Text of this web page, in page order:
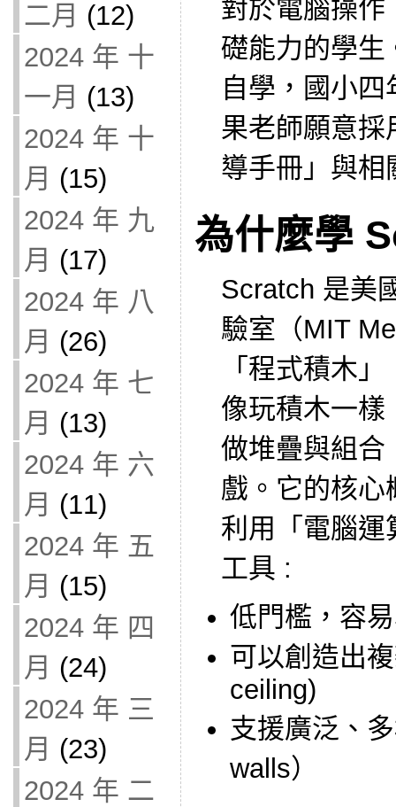
二月 (12)
2024 年 十
一月 (13)
2024 年 十
月 (15)
2024 年 九
月 (17)
2024 年 八
月 (26)
2024 年 七
月 (13)
2024 年 六
月 (11)
2024 年 五
月 (15)
2024 年 四
月 (24)
2024 年 三
月 (23)
2024 年 二
對於電腦操作
礎能力的學生
自學，國小
果老師願意採
導手冊」與相
為什麼學
Scratch 是美
驗室（MIT
「程式積木
像玩積木一樣
做堆疊與組合
戲。它的核心
利用「電腦運
工具 :
低門檻，容
可以創造出
ceiling)
支援廣泛、
walls）